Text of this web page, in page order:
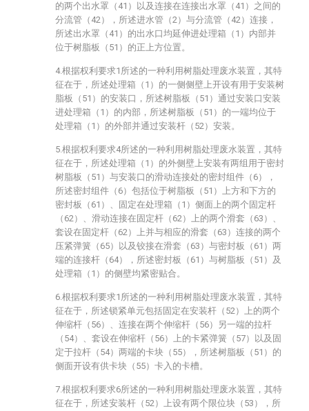
的两个出水罩（41）以及连接在连接出水罩（41）之间的
分流管（42），所述进水管（2）与分流管（42）连接，
所述出水罩（41）的出水口均延伸进处理箱（1）内部并
位于树脂板（51）的正上方位置。
4.根据权利要求1所述的一种利用树脂处理废水装置，其特
征在于，所述处理箱（1）的一侧侧壁上开设有用于安装树
脂板（51）的安装口，所述树脂板（51）通过安装口安装
进处理箱（1）的内部，所述树脂板（51）的一端均位于
处理箱（1）的外部并通过安装杆（52）安装。
5.根据权利要求4所述的一种利用树脂处理废水装置，其特
征在于，所述处理箱（1）的外侧壁上安装有两组用于密封
树脂板（51）与安装口的滑动连接处的密封组件（6），
所述密封组件（6）包括位于树脂板（51）上方和下方的
密封板（61）、固定在处理箱（1）侧面上的两个固定杆
（62）、滑动连接在固定杆（62）上的两个滑套（63）、
套设在固定杆（62）上并与相应的滑套（63）连接的两个
压紧弹簧（65）以及铰接在滑套（63）与密封板（61）两
端的连接杆（64），所述密封板（61）与树脂板（51）及
处理箱（1）的侧壁均紧密贴合。
6.根据权利要求1所述的一种利用树脂处理废水装置，其特
征在于，所述锁紧单元包括固定在安装杆（52）上的两个
伸缩杆（56）、连接在两个伸缩杆（56）另一端的拉杆
（54）、套设在伸缩杆（56）上的卡紧弹簧（57）以及固
定于拉杆（54）两端的卡块（55），所述树脂板（51）的
侧面开设有供卡块（55）卡入的卡槽。
7.根据权利要求6所述的一种利用树脂处理废水装置，其特
征在于，所述安装杆（52）上设有两个限位块（53），所